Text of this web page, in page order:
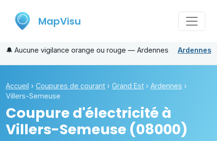
MapVisu
🔔 Aucune vigilance orange ou rouge — Ardennes Ardennes
Accueil › Coupures de courant › Grand Est › Ardennes ›
Villers-Semeuse
Coupure d'électricité à
Villers-Semeuse (08000)